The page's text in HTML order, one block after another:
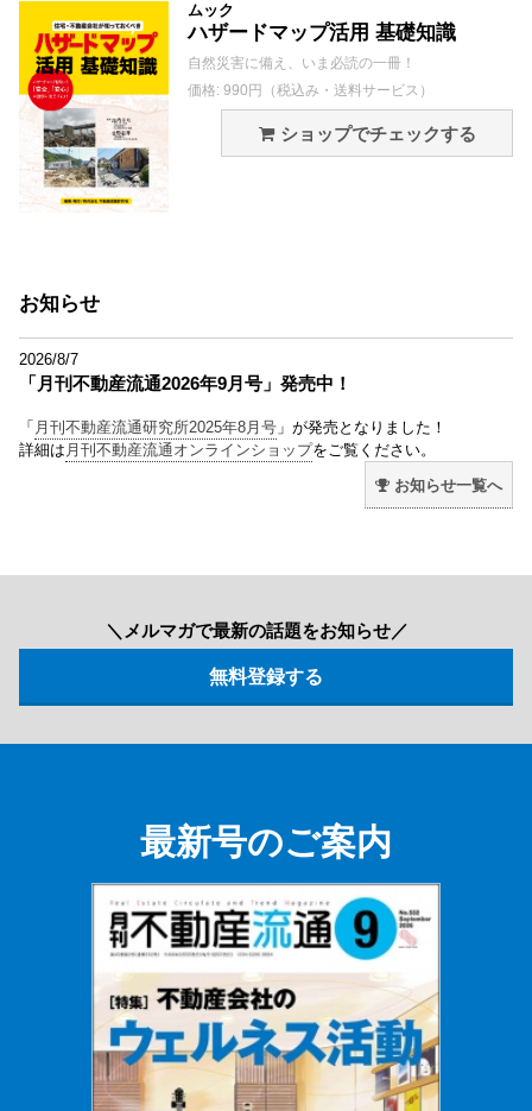
ムック
ハザードマップ活用 基礎知識
自然災害に備え、いま必読の一冊！
価格: 990円（税込み・送料サービス）
ショップでチェックする
お知らせ
2026/8/7
「月刊不動産流通2026年9月号」発売中！
「 月刊不動産流通研究所2025年8月号 」が発売となりました！
詳細は 月刊不動産流通オンラインショップをご覧ください。
お知らせ一覧へ
＼メルマガで最新の話題をお知らせ／
最新号のご案内